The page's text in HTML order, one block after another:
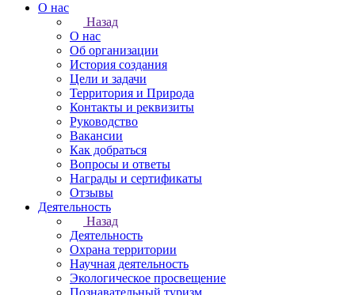
О нас
Назад
О нас
Об организации
История создания
Цели и задачи
Территория и Природа
Контакты и реквизиты
Руководство
Вакансии
Как добраться
Вопросы и ответы
Награды и сертификаты
Отзывы
Деятельность
Назад
Деятельность
Охрана территории
Научная деятельность
Экологическое просвещение
Познавательный туризм